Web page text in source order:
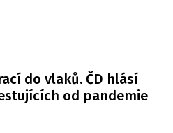
do vlaků. ČD hlásí
od pandemie